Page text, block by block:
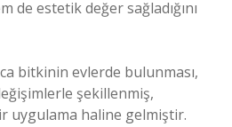
de estetik değer sağladığını
bitkinin evlerde bulunması,
şekillenmiş,
uygulama haline gelmiştir.